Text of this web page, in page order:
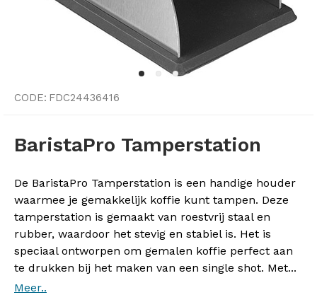
CODE: FDC24436416
BaristaPro Tamperstation
De BaristaPro Tamperstation is een handige houder
waarmee je gemakkelijk koffie kunt tampen. Deze
tamperstation is gemaakt van roestvrij staal en
rubber, waardoor het stevig en stabiel is. Het is
speciaal ontworpen om gemalen koffie perfect aan
te drukken bij het maken van een single shot. Met...
Meer..